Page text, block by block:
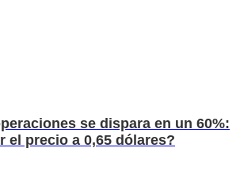
se dispara en un 60%:
el precio a 0,65 dólares?